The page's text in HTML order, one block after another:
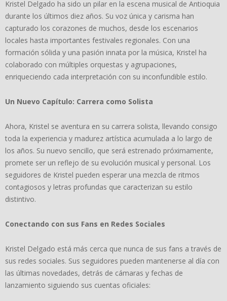
Kristel Delgado ha sido un pilar en la escena musical de Antioquia
durante los últimos diez años. Su voz única y carisma han
capturado los corazones de muchos, desde los escenarios
locales hasta importantes festivales regionales. Con una
formación sólida y una pasión innata por la música, Kristel ha
colaborado con múltiples orquestas y agrupaciones,
enriqueciendo cada interpretación con su inconfundible estilo.
Un Nuevo Capítulo: Carrera como Solista
Ahora, Kristel se aventura en su carrera solista, llevando consigo
toda la experiencia y madurez artística acumulada a lo largo de
los años. Su nuevo sencillo, que será estrenado próximamente,
promete ser un reflejo de su evolución musical y personal. Los
seguidores de Kristel pueden esperar una mezcla de ritmos
contagiosos y letras profundas que caracterizan su estilo
distintivo.
Conectando con sus Fans en Redes Sociales
Kristel Delgado está más cerca que nunca de sus fans a través de
sus redes sociales. Sus seguidores pueden mantenerse al día con
las últimas novedades, detrás de cámaras y fechas de
lanzamiento siguiendo sus cuentas oficiales: